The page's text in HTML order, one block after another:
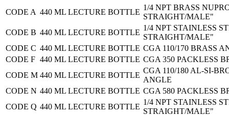
CODE A 440 ML LECTURE BOTTLE
1/4 NPT BRASS
STRAIGHT/MALE"
CODE B 440 ML LECTURE BOTTLE
1/4 NPT STAINLESS
STRAIGHT/MALE"
CODE C 440 ML LECTURE BOTTLE CGA 110/170 BRASS
CODE F 440 ML LECTURE BOTTLE CGA 350 PACKLESS
CODE M 440 ML LECTURE BOTTLE
CGA 110/180 AL-SI-
ANGLE
CODE N 440 ML LECTURE BOTTLE CGA 580 PACKLESS
CODE Q 440 ML LECTURE BOTTLE
1/4 NPT STAINLESS
STRAIGHT/MALE"